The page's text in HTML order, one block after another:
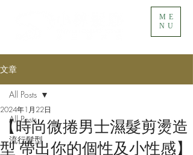
ME
NU
文章
All Posts
流行髮型
All Posts
【時尚微捲男士濕髮剪燙造
型 帶出你的個性及小性感】
2024年1月22日